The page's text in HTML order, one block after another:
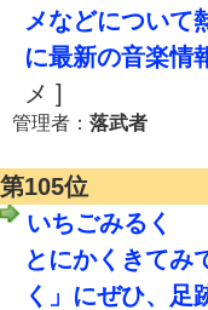
メなどについて
に最新の音楽情
メ ]
管理者： 落武者
第105位
いちごみるく
とにかくきてみ
く」にぜひ、足